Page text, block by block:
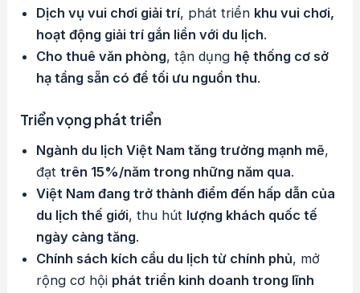
Dịch vụ vui chơi giải trí, phát triển khu vui chơi,
hoạt động giải trí gắn liền với du lịch.
Cho thuê văn phòng, tận dụng hệ thống cơ sở
hạ tầng sẵn có để tối ưu nguồn thu.
Triển vọng phát triển
Ngành du lịch Việt Nam tăng trưởng mạnh mẽ,
đạttrên 15%/năm trong những năm qua.
Việt Nam đang trở thành điểm đến hấp dẫn của
du lịch thế giới, thu hút lượng khách quốc tế
ngày càng tăng.
Chính sách kích cầu du lịch từ chính phủ, mở
rộng cơ hội phát triển kinh doanh trong lĩnh